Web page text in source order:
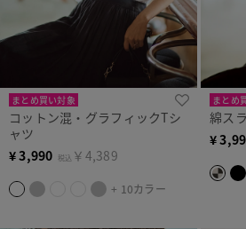
まとめ買い対象
コットン混・グラフィックTシ
ャツ
¥3,990 税込 ￥4,389
+ 10カラー
まとめ
綿ス
¥